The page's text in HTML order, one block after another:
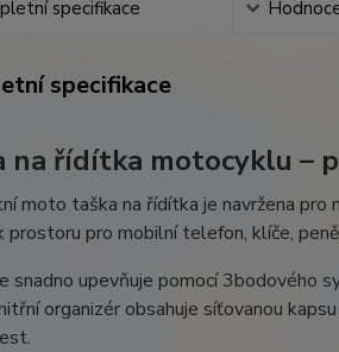
specifikace
specifikace
na řídítka motocyklu –
moto taška na řídítka je navržena
pro mobilní telefon, klíče,
snadno upevňuje pomocí 3bodového
organizér obsahuje síťovanou